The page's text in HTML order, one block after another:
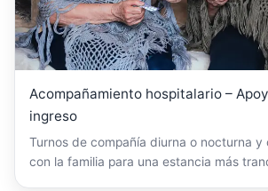
Acompañamiento hospitalario –
ingreso
Turnos de compañía diurna o nocturna y
con la familia para una estancia más